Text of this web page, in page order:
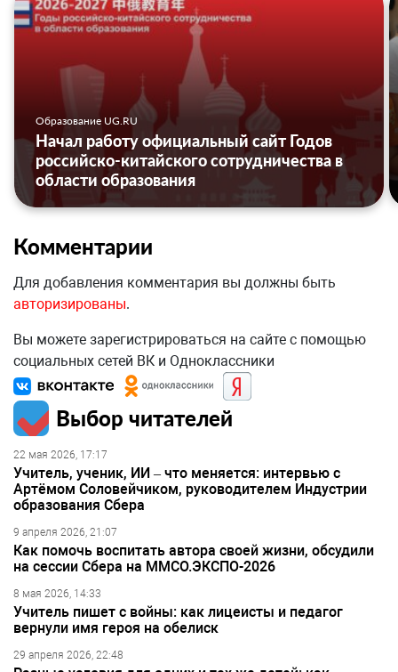
Образование UG.RU
Начал работу официальный сайт Годов
российско-китайского сотрудничества в
области образования
Комментарии
Для добавления комментария вы должны быть
авторизированы.
Вы можете зарегистрироваться на сайте с помощью
социальных сетей ВК и Одноклассники
Выбор читателей
22 мая 2026, 17:17
Учитель, ученик, ИИ – что меняется: интервью с
Артёмом Соловейчиком, руководителем Индустрии
образования Сбера
9 апреля 2026, 21:07
Как помочь воспитать автора своей жизни, обсудили
на сессии Сбера на ММСО.ЭКСПО-2026
8 мая 2026, 14:33
Учитель пишет с войны: как лицеисты и педагог
вернули имя героя на обелиск
29 апреля 2026, 22:48